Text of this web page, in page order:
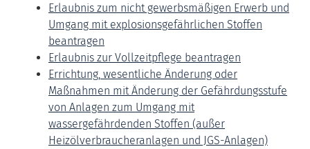
Erlaubnis zum nicht gewerbsmäßigen Erwerb und
Umgang mit explosionsgefährlichen Stoffen
beantragen
Erlaubnis zur Vollzeitpflege beantragen
Errichtung, wesentliche Änderung oder
Maßnahmen mit Änderung der Gefährdungsstufe
von Anlagen zum Umgang mit
wassergefährdenden Stoffen (außer
Heizölverbraucheranlagen und JGS-Anlagen)